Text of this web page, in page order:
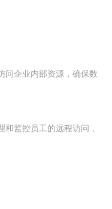
问企业内部资源，确保数
监控员工的远程访问，